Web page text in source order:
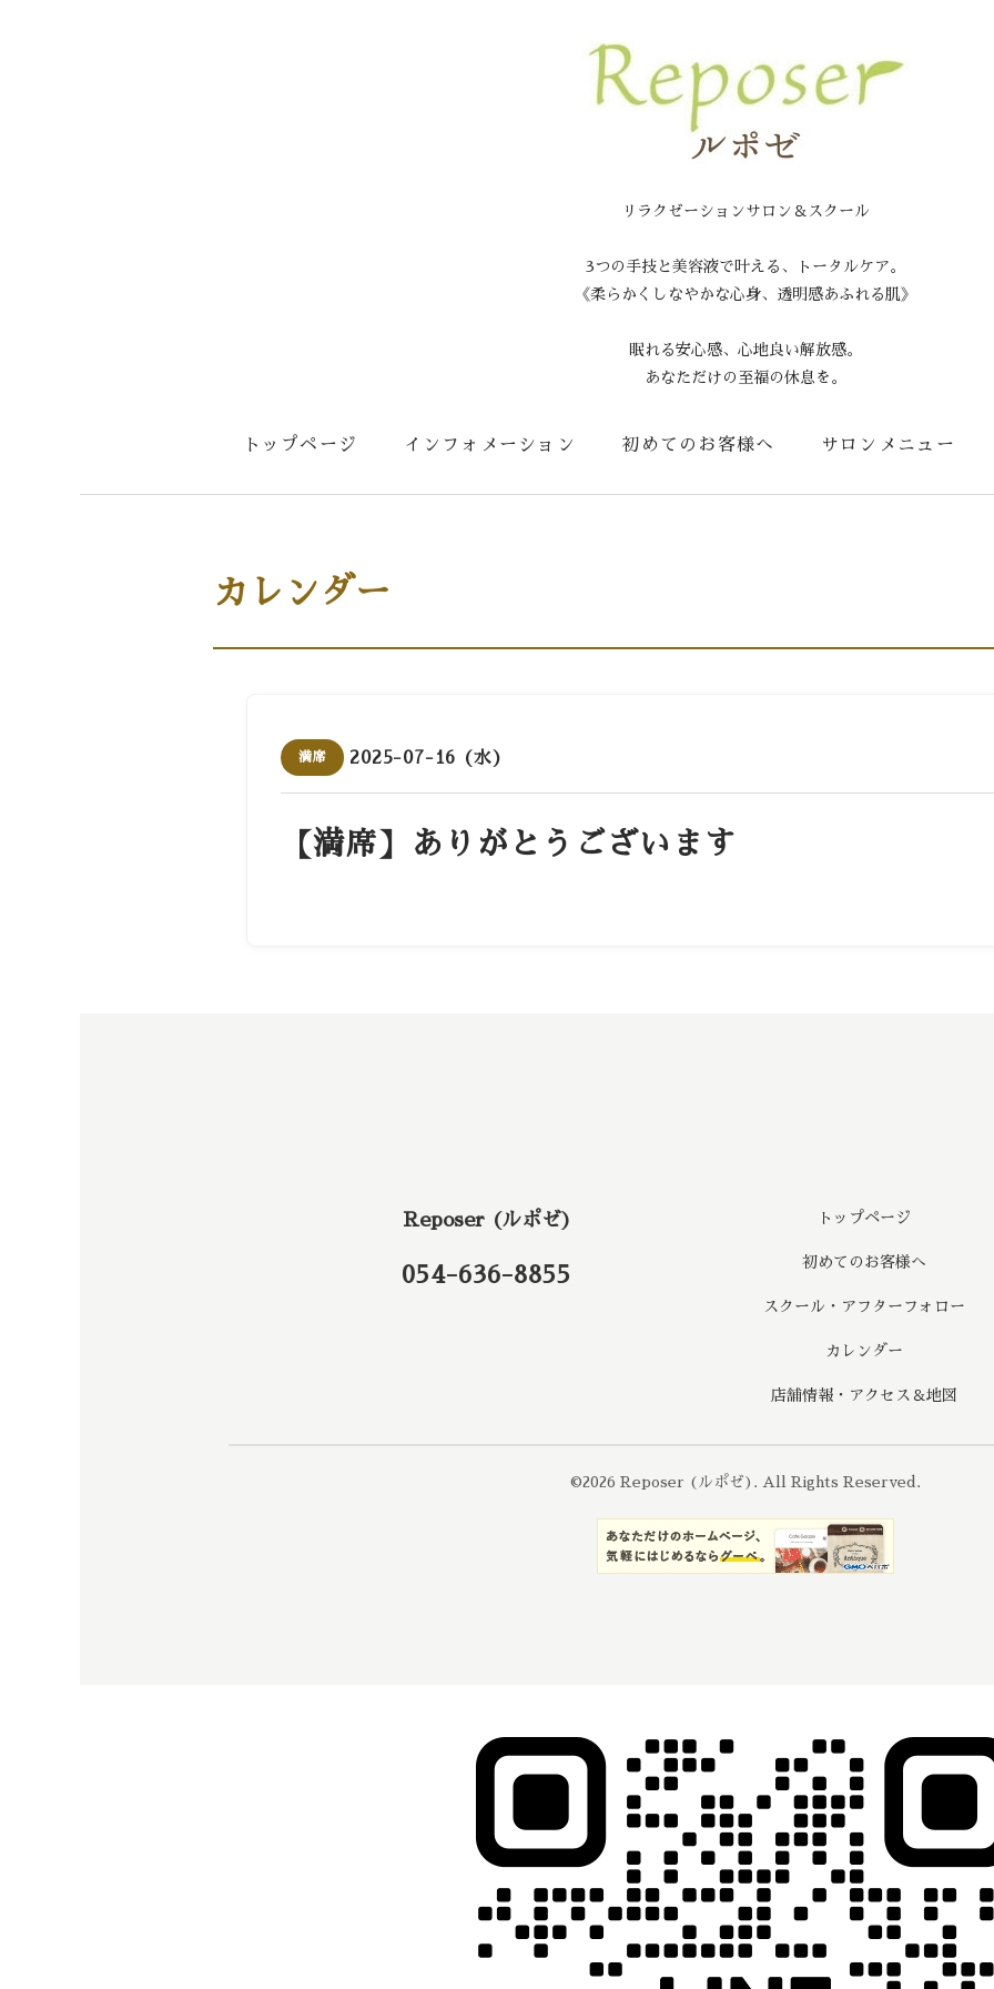
リラクゼーションサロン＆スクール
3つの手技と美容液で叶える、トータルケア。
《柔らかくしなやかな心身、透明感あふれる肌》
眠れる安心感、心地良い解放感。
あなただけの至福の休息を。
トップページ インフォメーション 初めてのお客様へ サロンメニュー
カレンダー
満席 2025-07-16 (水)
【満席】ありがとうございます
Reposer (ルポゼ)
054-636-8855
トップページ
初めてのお客様へ
スクール・アフターフォロー
カレンダー
店舗情報・アクセス＆地図
©2026 Reposer (ルポゼ) . All Rights Reserved.